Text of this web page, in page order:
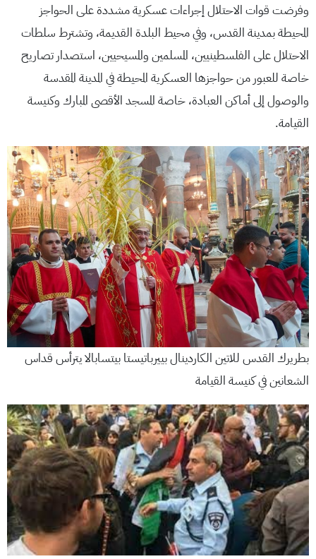
وفرضت قوات الاحتلال إجراءات عسكرية مشددة على الحواجز
المحيطة بمدينة القدس، وفي محيط البلدة القديمة، وتشترط سلطات
الاحتلال على الفلسطينيين، المسلمين والمسيحيين، استصدار تصاريح
خاصة للعبور من حواجزها العسكرية المحيطة في المدينة المقدسة
والوصول إلى أماكن العبادة، خاصة المسجد الأقصى المبارك وكنيسة
القيامة.
بطريرك القدس للاتين الكاردينال بييرباتيستا بيتسابالا يترأس قداس
الشعانين في كنيسة القيامة